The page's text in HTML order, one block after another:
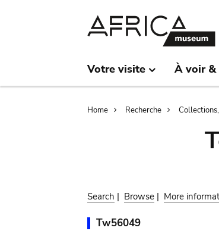
Votre visite À voir &
Breadcrumb
Home Recherche
Search | Browse | More
Tw56049